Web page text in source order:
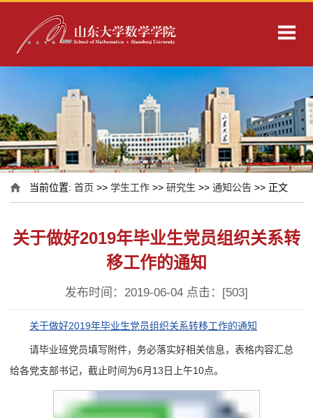
当前位置:首页 >>学生工作 >>研究生 >>通知公告 >> 正文
关于做好2019年毕业生党员组织关系转
移工作的通知
发布时间：2019-06-04 点击：[503]
关于做好2019年毕业生党员组织关系转移工作的通知
请毕业班党员填写附件，务必落实好相关信息，表格内容汇总
给各党支部书记，截止时间为6月13日上午10点。